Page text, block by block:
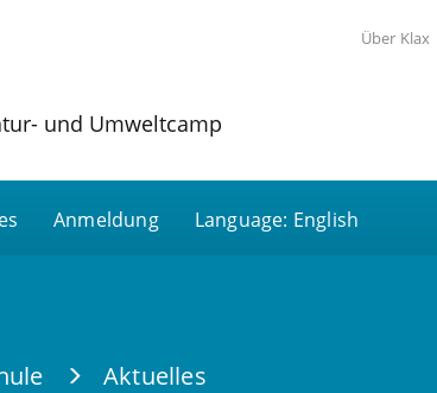
Anmeldung Language: English
und Umweltcamp
Über Klax
Aktuelles